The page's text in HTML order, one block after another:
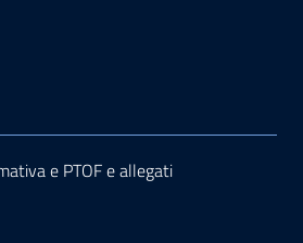
e PTOF e allegati